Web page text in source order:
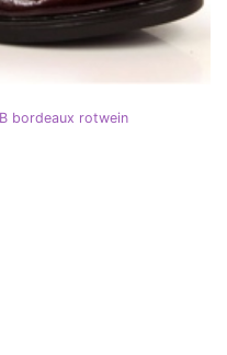
bordeaux rotwein